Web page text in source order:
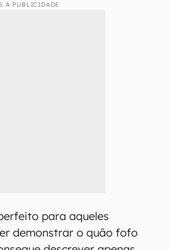
A PUBLICIDADE
para aqueles
demonstrar o quão fofo